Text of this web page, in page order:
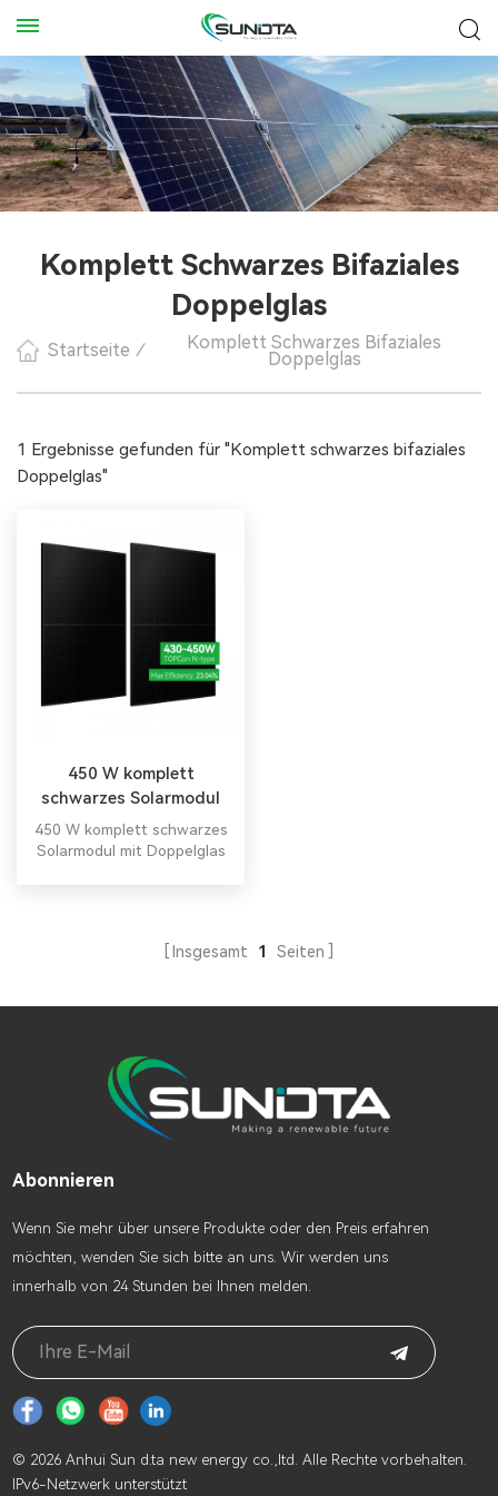
Komplett Schwarzes Bifaziales
Doppelglas
Startseite / Komplett Schwarzes Bifaziales
Doppelglas
1 Ergebnisse gefunden für "Komplett schwarzes bifaziales
Doppelglas"
450 W komplett
schwarzes Solarmodul
mit Doppelglas vom Typ
N
450 W komplett schwarzes
Solarmodul mit Doppelglas
Insgesamt 1 Seiten
Abonnieren
Wenn Sie mehr über unsere Produkte oder den Preis erfahren
möchten, wenden Sie sich bitte an uns. Wir werden uns
innerhalb von 24 Stunden bei Ihnen melden.
© 2026 Anhui Sun d.ta new energy co.,ltd. Alle Rechte vorbehalten.
IPv6-Netzwerk unterstützt